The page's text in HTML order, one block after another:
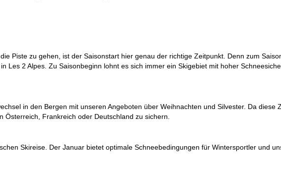
Piste zu gehen, ist der Saisonstart hier genau der richtige Zeitpunkt. Denn zum
Les 2 Alpes. Zu Saisonbeginn lohnt es sich immer ein Skigebiet mit hoher
in den Bergen mit unseren Angeboten über Weihnachten und Silvester. Da diese
Österreich, Frankreich oder Deutschland zu sichern.
Skireise. Der Januar bietet optimale Schneebedingungen für Wintersportler und